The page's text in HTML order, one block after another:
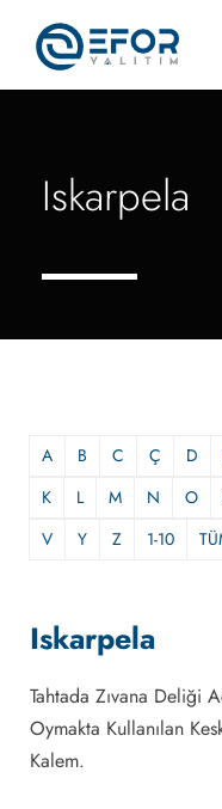
Iskarpela
A B C Ç D
K
L M N O
V
Y Z 1-10
Iskarpela
Tahtada Zıvana Deliği
Oymakta Kullanılan
Kalem.